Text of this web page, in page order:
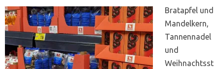
Bratapfel und
Mandelkern,
Tannennadel
und
Weihnachtsst